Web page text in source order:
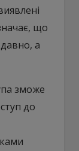
що
а
зможе
до